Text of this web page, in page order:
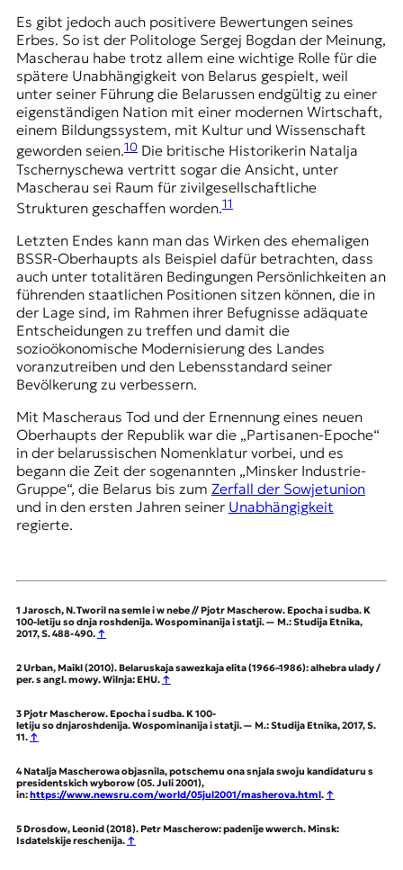
Es gibt jedoch auch positivere Bewertungen seines
Erbes. So ist der Politologe Sergej Bogdan der Meinung,
Mascherau habe trotz allem eine wichtige Rolle für die
spätere Unabhängigkeit von Belarus gespielt, weil
unter seiner Führung die Belarussen endgültig zu einer
eigenständigen Nation mit einer modernen Wirtschaft,
einem Bildungssystem, mit Kultur und Wissenschaft
geworden seien.10Die britische Historikerin Natalja
Tschernyschewa vertritt sogar die Ansicht, unter
Mascherau sei Raum für zivilgesellschaftliche
Strukturen geschaffen worden.11
Letzten Endes kann man das Wirken des ehemaligen
BSSR-Oberhaupts als Beispiel dafür betrachten, dass
auch unter totalitären Bedingungen Persönlichkeiten an
führenden staatlichen Positionen sitzen können, die in
der Lage sind, im Rahmen ihrer Befugnisse adäquate
Entscheidungen zu treffen und damit die
sozioökonomische Modernisierung des Landes
voranzutreiben und den Lebensstandard seiner
Bevölkerung zu verbessern.
Mit Mascheraus Tod und der Ernennung eines neuen
Oberhaupts der Republik war die „Partisanen-Epoche“
in der belarussischen Nomenklatur vorbei, und es
begann die Zeit der sogenannten „Minsker Industrie-
Gruppe“, die Belarus bis zum Zerfall der Sowjetunion
und in den ersten Jahren seiner Unabhängigkeit
regierte.
1 Jarosch, N. Tworil na semle i w nebe // Pjotr Mascherow. Epocha i sudba. K
100-letiju so dnja roshdenija. Wospominanija i statji. — M.: Studija Etnika,
2017, S. 488-490. ↑
2Urban, Maikl (2010). Belaruskaja sawezkaja elіta (1966–1986): alhebra ulady /
per. s angl. mowy. Wіlnja: EHU. ↑
3Pjotr Mascherow. Epocha i sudba. K 100-
letiju so dnjaroshdenija. Wospominanija i statji. — M.: Studija Etnika, 2017, S.
11. ↑
4Natalja Mascherowa objasnila, potschemu ona snjala swoju kandidaturu s
presidentskich wyborow (05. Juli 2001),
in:https://www.newsru.com/world/05jul2001/masherova.html. ↑
5Drosdow, Leonid (2018). Petr Mascherow: padenije wwerch. Minsk:
Isdatelskije reschenija. ↑